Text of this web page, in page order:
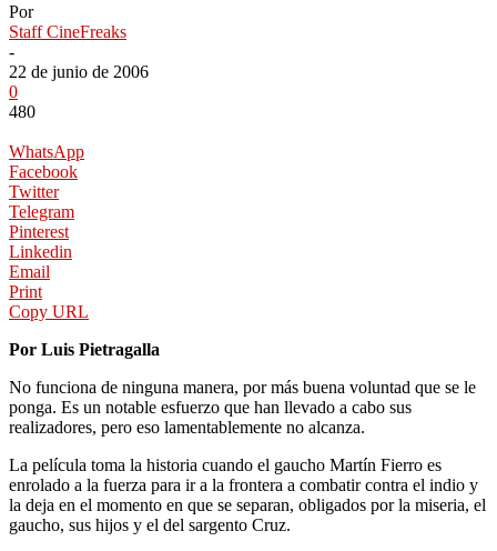
Por
Staff CineFreaks
-
22 de junio de 2006
0
480
WhatsApp
Facebook
Twitter
Telegram
Pinterest
Linkedin
Email
Print
Copy URL
Por Luis Pietragalla
No funciona de ninguna manera, por más buena voluntad que se le
ponga. Es un notable esfuerzo que han llevado a cabo sus
realizadores, pero eso lamentablemente no alcanza.
La película toma la historia cuando el gaucho Martín Fierro es
enrolado a la fuerza para ir a la frontera a combatir contra el indio y
la deja en el momento en que se separan, obligados por la miseria, el
gaucho, sus hijos y el del sargento Cruz.